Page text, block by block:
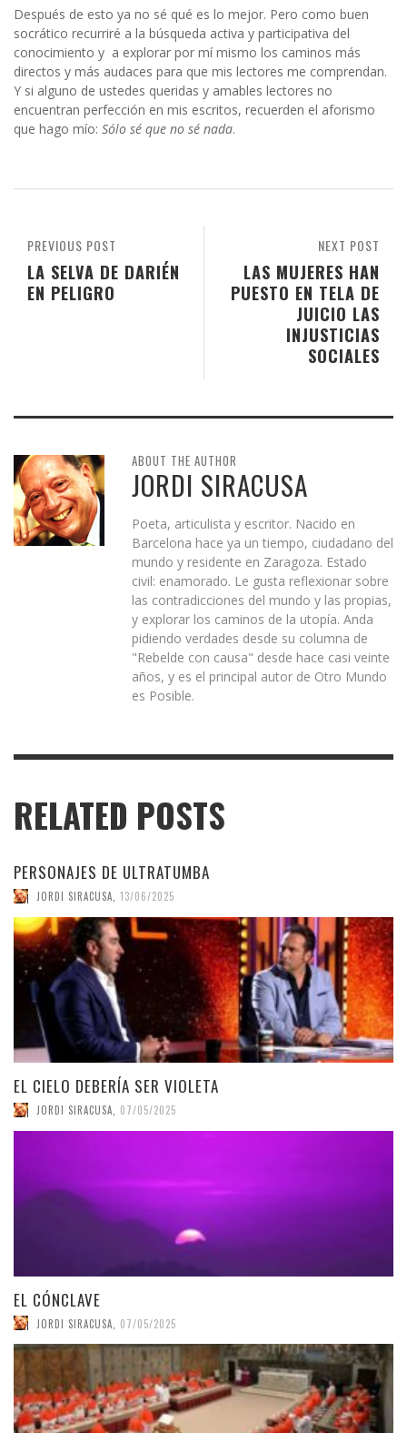
Después de esto ya no sé qué es lo mejor. Pero como buen
socrático recurriré a la búsqueda activa y participativa del
conocimiento y a explorar por mí mismo los caminos más
directos y más audaces para que mis lectores me comprendan.
Y si alguno de ustedes queridas y amables lectores no
encuentran perfección en mis escritos, recuerden el aforismo
que hago mío: Sólo sé que no sé nada.
NEXT POST
LAS MUJERES HAN
PUESTO EN TELA DE
JUICIO LAS
INJUSTICIAS
SOCIALES
PREVIOUS POST
LA SELVA DE DARIÉN
EN PELIGRO
ABOUT THE AUTHOR
JORDI SIRACUSA
Poeta, articulista y escritor. Nacido en
Barcelona hace ya un tiempo, ciudadano del
mundo y residente en Zaragoza. Estado
civil: enamorado. Le gusta reflexionar sobre
las contradicciones del mundo y las propias,
y explorar los caminos de la utopía. Anda
pidiendo verdades desde su columna de
"Rebelde con causa" desde hace casi veinte
años, y es el principal autor de Otro Mundo
es Posible.
RELATED POSTS
PERSONAJES DE ULTRATUMBA
JORDI SIRACUSA 13/06/2025
EL CIELO DEBERÍA SER VIOLETA
JORDI SIRACUSA 07/05/2025
EL CÓNCLAVE
JORDI SIRACUSA 07/05/2025